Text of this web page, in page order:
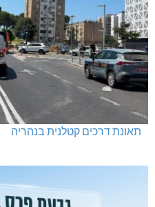
תאונת דרכים קטלנית בנהריה